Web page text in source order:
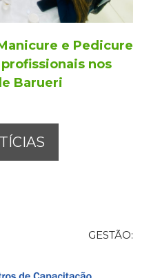
e Pedicure
nos
Barueri
GESTÃO: